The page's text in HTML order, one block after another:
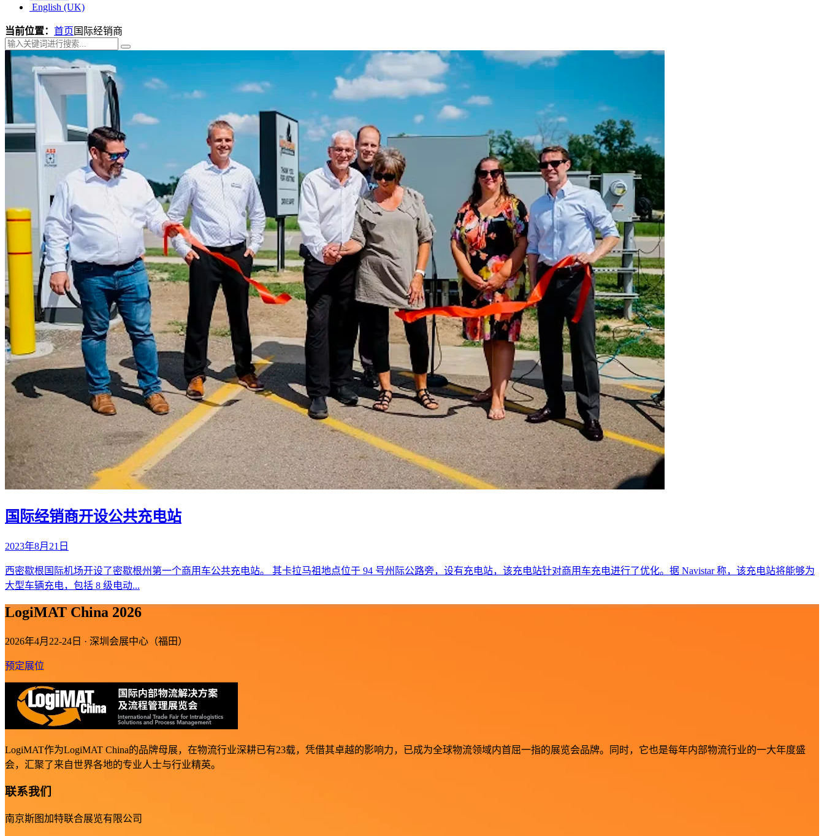
English (UK)
当前位置： 首页 国际经销商
国际经销商开设公共充电站
2023年8月21日
西密歇根国际机场开设了密歇根州第一个商用车公共充电站。 其卡拉马祖地点位于 94 号州际公路旁，设有充电站，该充电站针对商用车充电进行了优化。据 Navistar 称，该充电站将能够为
大型车辆充电，包括 8 级电动...
LogiMAT China 2026
2026年4月22-24日 · 深圳会展中心（福田）
预定展位
LogiMAT作为LogiMAT China的品牌母展，在物流行业深耕已有23载，凭借其卓越的影响力，已成为全球物流领域内首屈一指的展览会品牌。同时，它也是每年内部物流行业的一大年度盛
会，汇聚了来自世界各地的专业人士与行业精英。
联系我们
南京斯图加特联合展览有限公司